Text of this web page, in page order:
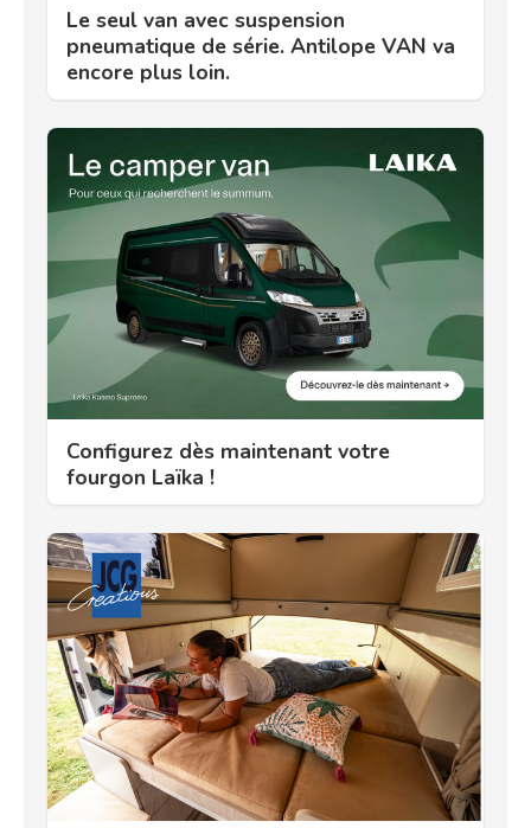
Le seul van avec suspension
pneumatique de série. Antilope VAN va
encore plus loin.
Configurez dès maintenant votre
fourgon Laïka !